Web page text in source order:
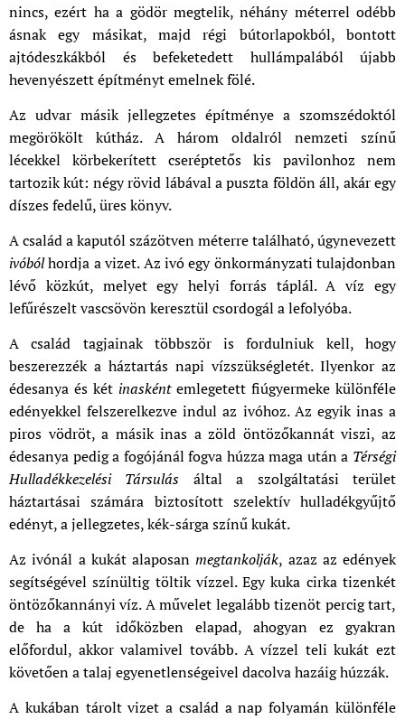
nincs, ezért ha a gödör megtelik, néhány méterrel odébb
ásnak egy másikat, majd régi bútorlapokból, bontott
ajtódeszkákból és befeketedett hullámpalából újabb
hevenyészett építményt emelnek fölé.
Az udvar másik jellegzetes építménye a szomszédoktól
megörökölt kútház. A három oldalról nemzeti színű
lécekkel körbekerített cseréptetős kis pavilonhoz nem
tartozik kút: négy rövid lábával a puszta földön áll, akár egy
díszes fedelű, üres könyv.
A család a kaputól százötven méterre található, úgynevezett
ivóbólhordja a vizet. Az ivó egy önkormányzati tulajdonban
lévő közkút, melyet egy helyi forrás táplál. A víz egy
lefűrészelt vascsövön keresztül csordogál a lefolyóba.
A család tagjainak többször is fordulniuk kell, hogy
beszerezzék a háztartás napi vízszükségletét. Ilyenkor az
édesanya és két inaskéntemlegetett fiúgyermeke különféle
edényekkel felszerelkezve indul az ivóhoz. Az egyik inas a
piros vödröt, a másik inas a zöld öntözőkannát viszi, az
édesanya pedig a fogójánál fogva húzza maga után a Térségi
Hulladékkezelési Társulás által a szolgáltatási terület
háztartásai számára biztosított szelektív hulladékgyűjtő
edényt, a jellegzetes, kék-sárga színű kukát.
Az ivónál a kukát alaposanmegtankolják, azaz az edények
segítségével színültig töltik vízzel. Egy kuka cirka tizenkét
öntözőkannányi víz. A művelet legalább tizenöt percig tart,
de ha a kút időközben elapad, ahogyan ez gyakran
előfordul, akkor valamivel tovább. A vízzel teli kukát ezt
követően a talaj egyenetlenségeivel dacolva hazáig húzzák.
A kukában tárolt vizet a család a nap folyamán különféle